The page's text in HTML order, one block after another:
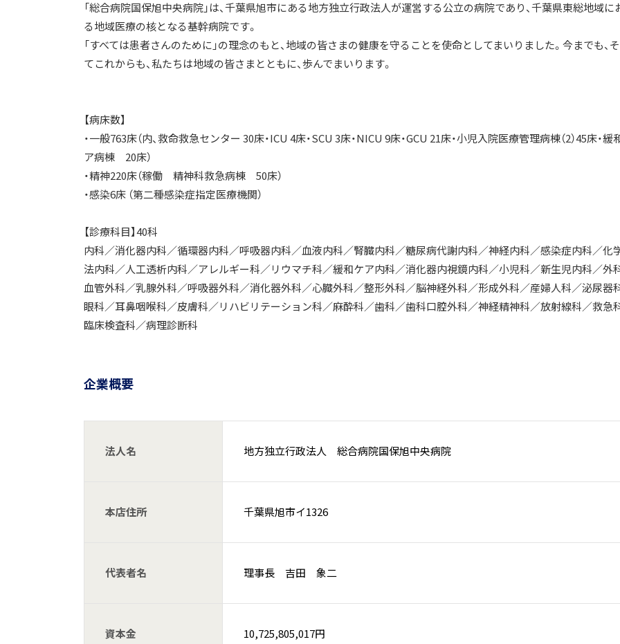
「総合病院国保旭中央病院」は、千葉県旭市にある地方独立行政法人が運営する公立の病院であり、千葉県東総地域に
る地域医療の核となる基幹病院です。
「すべては患者さんのために」の理念のもと、地域の皆さまの健康を守ることを使命としてまいりました。今までも、
てこれからも、私たちは地域の皆さまとともに、歩んでまいります。
【病床数】
・一般763床（内、救命救急センター 30床・ICU 4床・SCU 3床・NICU 9床・GCU 21床・小児入院医療管理病棟（2）45床・緩
ア病棟 20床）
・精神220床（稼働 精神科救急病棟 50床）
・感染6床 （第二種感染症指定医療機関）
【診療科目】40科
内科／消化器内科／循環器内科／呼吸器内科／血液内科／腎臓内科／糖尿病代謝内科／神経内科／感染症内科／化
法内科／人工透析内科／アレルギー科／リウマチ科／緩和ケア内科／消化器内視鏡内科／小児科／新生児内科／外
血管外科／乳腺外科／呼吸器外科／消化器外科／心臓外科／整形外科／脳神経外科／形成外科／産婦人科／泌尿器
眼科／耳鼻咽喉科／皮膚科／リハビリテーション科／麻酔科／歯科／歯科口腔外科／神経精神科／放射線科／救急
臨床検査科／病理診断科
企業概要
法人名 地方独立行政法人 総合病院国保旭中央病院
本店住所 千葉県旭市イ1326
代表者名 理事長 吉田 象二
資本金 10,725,805,017円